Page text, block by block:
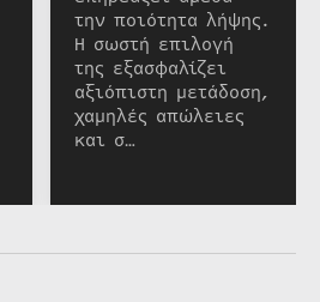
την ποιότητα λήψης.
Η σωστή επιλογή
της εξασφαλίζει
αξιόπιστη μετάδοση,
χαμηλές απώλειες
και σ…